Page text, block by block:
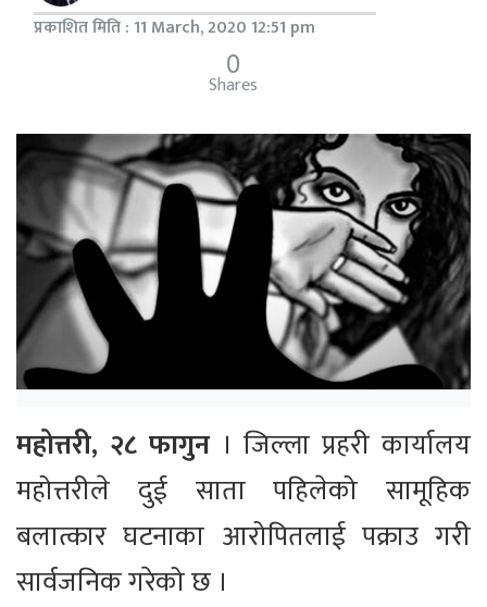
प्रकाशित मिति : 11 March, 2020 12:51 pm
0
Shares
महोत्तरी, २८ फागुन। जिल्ला प्रहरी कार्यालय
महोत्तरीले दुई साता पहिलेको सामूहिक
बलात्कार घटनाका आरोपितलाई पक्राउ गरी
सार्वजनिक गरेको छ ।